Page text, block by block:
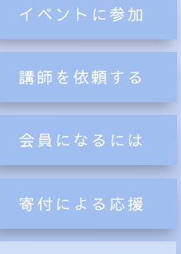
イベントに参加
講師を依頼する
会員になるには
寄付による応援